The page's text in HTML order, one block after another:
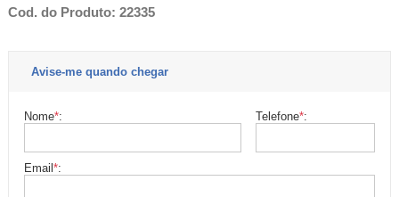
Cod. do Produto: 22335
Avise-me quando chegar
Nome*: Telefone*:
Email*: